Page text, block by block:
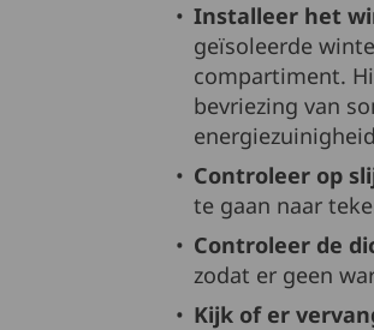
Installeer het
geïsoleerde
compartiment.
bevriezing van
Controleer op
te gaan naar
Controleer de
zodat er geen
Kijk of er